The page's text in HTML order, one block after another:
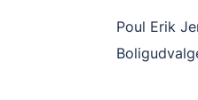
Poul Erik